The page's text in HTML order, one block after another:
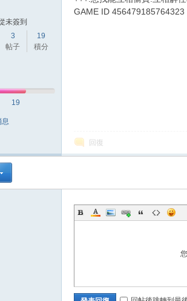
未簽到
3
帖子
19
積分
19
息
GAME ID 456479185764323
回復